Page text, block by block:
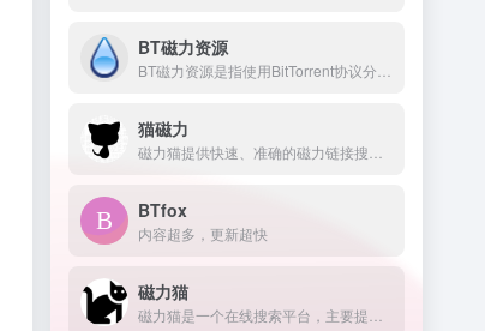
BT磁力资源
猫磁力
BTfox
内容超多，更新超快
磁力猫